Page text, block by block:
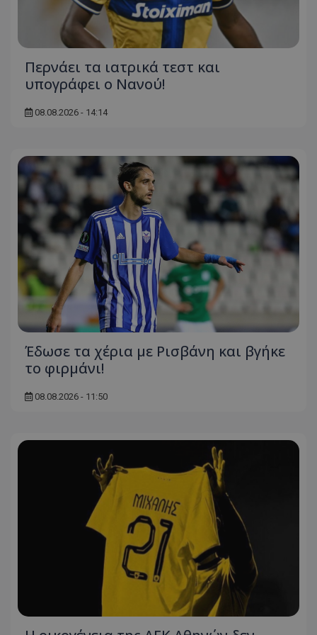
Περνάει τα ιατρικά τεστ και
υπογράφει ο Νανού!
08.08.2026 - 14:14
Έδωσε τα χέρια με Ρισβάνη και βγήκε
το φιρμάνι!
08.08.2026 - 11:50